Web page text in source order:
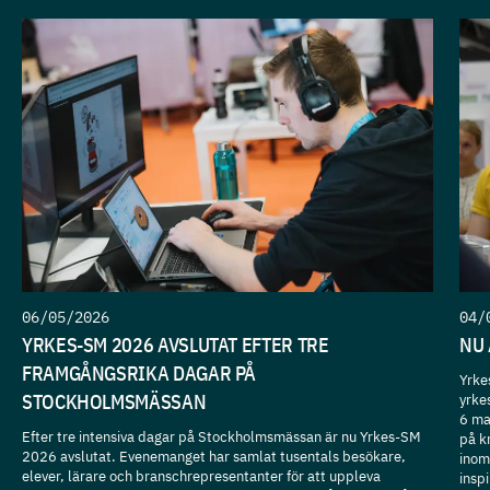
06/05/2026
YRKES-SM 2026 AVSLUTAT EFTER TRE
FRAMGÅNGSRIKA DAGAR PÅ
STOCKHOLMSMÄSSAN
Efter tre intensiva dagar på Stockholmsmässan är nu Yrkes-SM
2026 avslutat. Evenemanget har samlat tusentals besökare,
elever, lärare och branschrepresentanter för att uppleva
04/
NU
6
på